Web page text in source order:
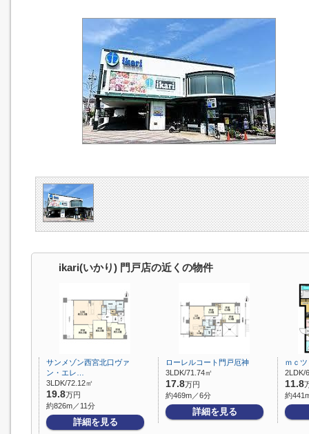
ikari(いかり) 門戸店の近くの物件
サンメゾン西宮北口ヴァ
ン・エレ…
3LDK/72.12㎡
19.8万円
約826m／11分
詳細を見る
ローレルコート門戸厄神
3LDK/71.74㎡
17.8万円
約469m／6分
詳細を見る
ｍｃ
2LDK/
11.8
約